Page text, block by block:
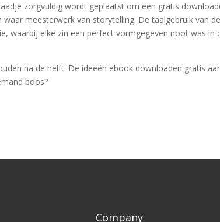
zorgvuldig wordt geplaatst om een gratis
meesterwerk van storytelling. De taalgebruik van de
waarbij elke zin een perfect vormgegeven noot was in
na de helft. De ideeën ebook downloaden gratis
boos?
Company